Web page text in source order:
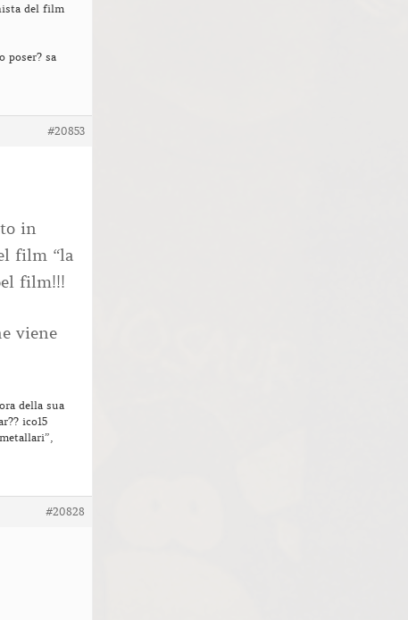
del film
poser? sa
#20853
in
film “la
film!!!
viene
della sua
ico15
#20828